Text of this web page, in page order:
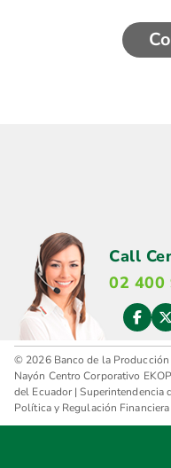
Call
02 400
© 2026 Banco de la
Nayón Centro Corporativo
del Ecuador |Superintendencia
Política y Regulación